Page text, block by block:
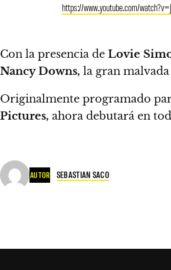
https://www.youtube.com/
Con la presencia de Lovie
Nancy Downs, la gran
Originalmente programado
Pictures, ahora debutará en
AUTOR SEBASTIAN SACO